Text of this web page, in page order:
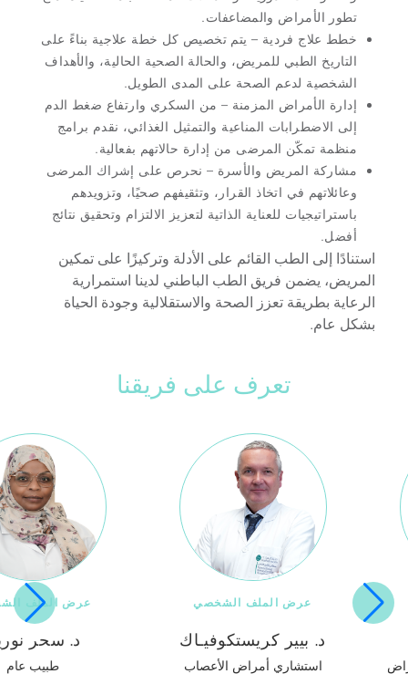
تطور الأمراض والمضاعفات.
خطط علاج فردية – يتم تخصيص كل خطة علاجية بناءً على
التاريخ الطبي للمريض، والحالة الصحية الحالية، والأهداف
الشخصية لدعم الصحة على المدى الطويل.
إدارة الأمراض المزمنة – من السكري وارتفاع ضغط الدم
إلى الاضطرابات المناعية والتمثيل الغذائي، نقدم برامج
منظمة تمكّن المرضى من إدارة حالاتهم بفعالية.
مشاركة المريض والأسرة – نحرص على إشراك المرضى
وعائلاتهم في اتخاذ القرار، وتثقيفهم صحيًا، وتزويدهم
باستراتيجيات للعناية الذاتية لتعزيز الالتزام وتحقيق نتائج
أفضل.
استنادًا إلى الطب القائم على الأدلة وتركيزًا على تمكين
المريض، يضمن فريق الطب الباطني لدينا استمرارية
الرعاية بطريقة تعزز الصحة والاستقلالية وجودة الحياة
بشكل عام.
تعرف على فريقنا
عرض الملف الشخصي
د. بيير كريستكوفيـاك
استشاري أمراض الأعصاب
عرض الملف
د. سحر نورين
طبيب عام